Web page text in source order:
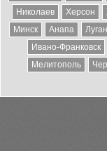
Николаев
Херсон
Минск
Анапа
Ивано-Франковск
Мелитополь